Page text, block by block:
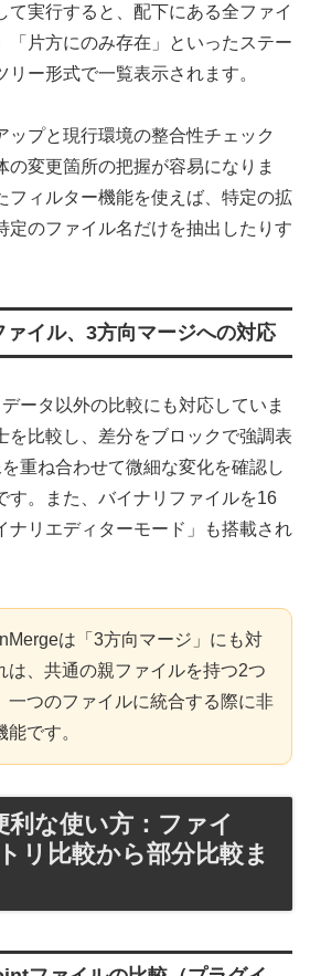
て実行すると、配下にある全ファイ
「片方にのみ存在」といったステー
リー形式で一覧表示されます。
ップと現行環境の整合性チェック
の変更箇所の把握が容易になりま
フィルター機能を使えば、特定の拡
定のファイル名だけを抽出したりす
イル、3方向マージへの対応
ータ以外の比較にも対応していま
を比較し、差分をブロックで強調表
重ね合わせて微細な変化を確認し
す。また、バイナリファイルを16
ナリエディターモード」も搭載され
は「3方向マージ」にも対
は、共通の親ファイルを持つ2つ
一つのファイルに統合する際に非
です。
な使い方：ファイ
リ比較から部分比較ま